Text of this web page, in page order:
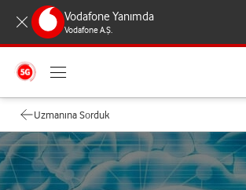
Vodafone Yanımda
Vodafone A.Ş.
Uzmanına Sorduk